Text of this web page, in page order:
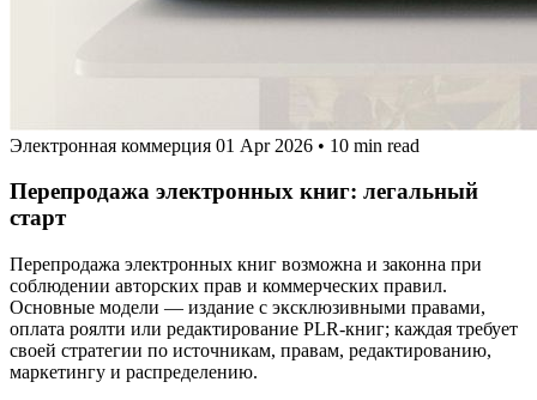
Электронная коммерция 01 Apr 2026 • 10 min read
Перепродажа электронных книг: легальный
старт
Перепродажа электронных книг возможна и законна при
соблюдении авторских прав и коммерческих правил.
Основные модели — издание с эксклюзивными правами,
оплата роялти или редактирование PLR‑книг; каждая требует
своей стратегии по источникам, правам, редактированию,
маркетингу и распределению.